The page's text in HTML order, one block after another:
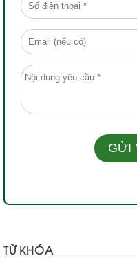
TỪ KHÓA